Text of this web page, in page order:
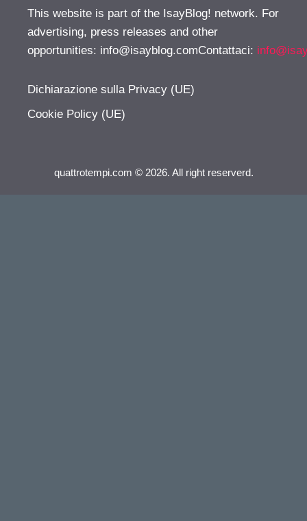
This website is part of the IsayBlog! network. For
advertising, press releases and other
opportunities: info@isayblog.comContattaci:
Dichiarazione sulla Privacy (UE)
Cookie Policy (UE)
quattrotempi.com © 2026. All right reserverd.